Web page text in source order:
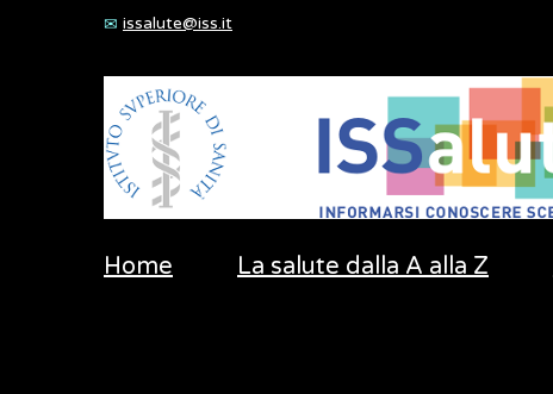
issalute@iss.it
Home La salute dalla A alla Z